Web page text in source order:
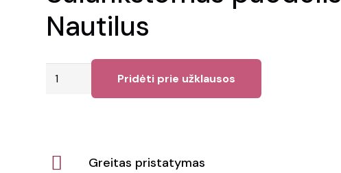
Nautilus
produkto
Pridėti prie užklausos
Greitas pristatymas